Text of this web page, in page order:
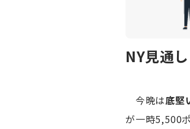
NY見通
今晩は底堅
が一時5,500